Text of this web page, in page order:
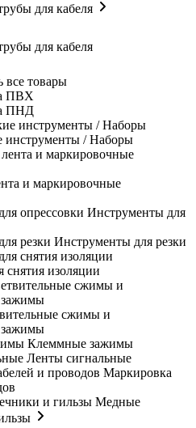
для кабеля
для кабеля
все товары
ПВХ
ПНД
инструменты / Наборы
и маркировочные
Инструменты для
Инструменты для резки
изоляции
сжимы и
Клеммные зажимы
Ленты сигнальные
Маркировка
Медные